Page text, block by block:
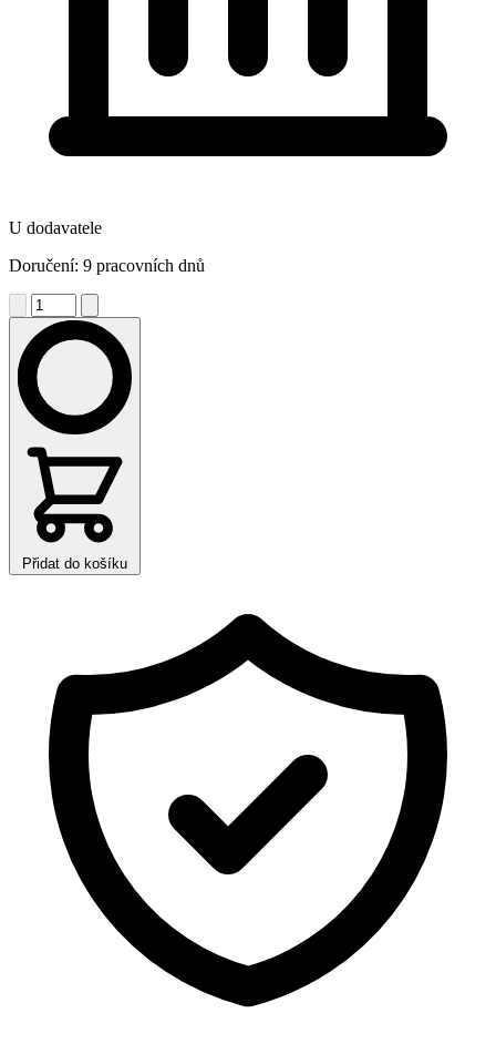
U dodavatele
Doručení: 9 pracovních dnů
Přidat do košíku